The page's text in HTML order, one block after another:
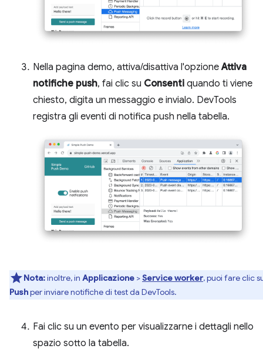
Nella pagina demo, attiva/disattiva l'opzioneAttiva
notifiche push, fai clic su Consenti quando ti viene
chiesto, digita un messaggio e invialo. DevTools
registra gli eventi di notifica push nella tabella.
Nota:inoltre, in Applicazione >Service worker, puoi fare clic
Pushper inviare notifiche di test da DevTools.
Fai clic su un evento per visualizzarne i dettagli nello
spazio sotto la tabella.